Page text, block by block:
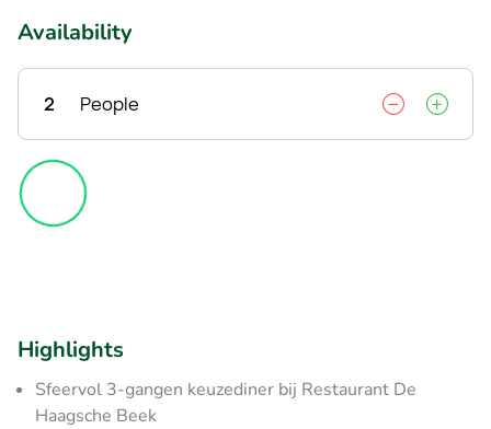
Availability
2 People
Highlights
Sfeervol 3-gangen keuzediner bij Restaurant De
Haagsche Beek